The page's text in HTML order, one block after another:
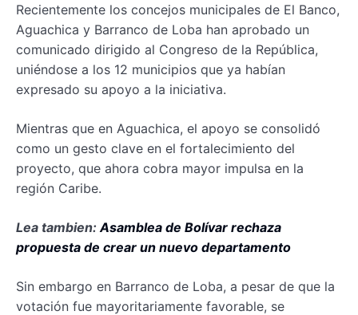
Recientemente los concejos municipales de El Banco,
Aguachica y Barranco de Loba han aprobado un
comunicado dirigido al Congreso de la República,
uniéndose a los 12 municipios que ya habían
expresado su apoyo a la iniciativa.
Mientras que en Aguachica, el apoyo se consolidó
como un gesto clave en el fortalecimiento del
proyecto, que ahora cobra mayor impulsa en la
región Caribe.
Lea tambien: Asamblea de Bolívar rechaza
propuesta de crear un nuevo departamento
Sin embargo en Barranco de Loba, a pesar de que la
votación fue mayoritariamente favorable, se